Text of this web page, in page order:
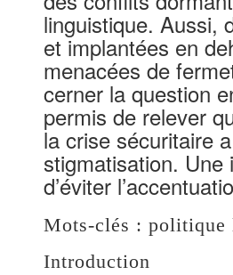
linguistique. Aussi,
et implantées en
menacées de
cerner la question
permis de relever
la crise sécuritaire
stigmatisation. Une
d’éviter
Mots-clés :
Introduction